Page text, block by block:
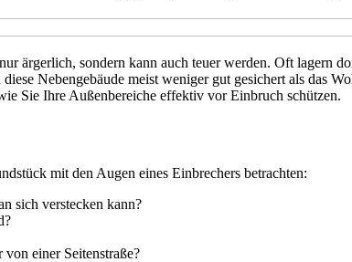
ärgerlich, sondern kann auch teuer werden. Oft lagern
Nebengebäude meist weniger gut gesichert als das
Sie Ihre Außenbereiche effektiv vor Einbruch schützen.
mit den Augen eines Einbrechers betrachten:
sich verstecken kann?
einer Seitenstraße?